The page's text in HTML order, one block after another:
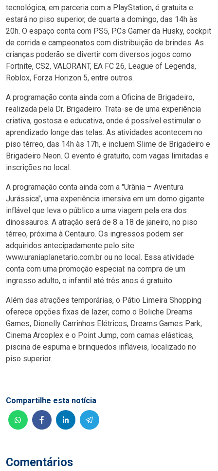
tecnológica, em parceria com a PlayStation, é gratuita e
estará no piso superior, de quarta a domingo, das 14h às
20h. O espaço conta com PS5, PCs Gamer da Husky, cockpit
de corrida e campeonatos com distribuição de brindes. As
crianças poderão se divertir com diversos jogos como
Fortnite, CS2, VALORANT, EA FC 26, League of Legends,
Roblox, Forza Horizon 5, entre outros.
A programação conta ainda com a Oficina de Brigadeiro,
realizada pela Dr. Brigadeiro. Trata-se de uma experiência
criativa, gostosa e educativa, onde é possível estimular o
aprendizado longe das telas. As atividades acontecem no
piso térreo, das 14h às 17h, e incluem Slime de Brigadeiro e
Brigadeiro Neon. O evento é gratuito, com vagas limitadas e
inscrições no local.
A programação conta ainda com a "Urânia – Aventura
Jurássica", uma experiência imersiva em um domo gigante
inflável que leva o público a uma viagem pela era dos
dinossauros. A atração será de 8 a 18 de janeiro, no piso
térreo, próxima à Centauro. Os ingressos podem ser
adquiridos antecipadamente pelo site
www.uraniaplanetario.com.br ou no local. Essa atividade
conta com uma promoção especial: na compra de um
ingresso adulto, o infantil até três anos é gratuito.
Além das atrações temporárias, o Pátio Limeira Shopping
oferece opções fixas de lazer, como o Boliche Dreams
Games, Dionelly Carrinhos Elétricos, Dreams Games Park,
Cinema Arcoplex e o Point Jump, com camas elásticas,
piscina de espuma e brinquedos infláveis, localizado no
piso superior.
Comentários
Compartilhe esta notícia